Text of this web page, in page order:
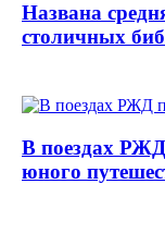
Названа
столичных
В поездах
юного